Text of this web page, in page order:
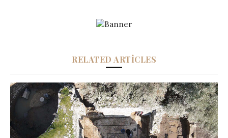
RELATED ARTICLES